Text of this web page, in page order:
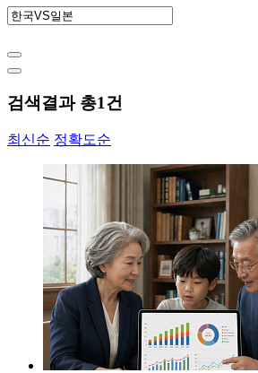
검색결과 총1건
최신순 정확도순